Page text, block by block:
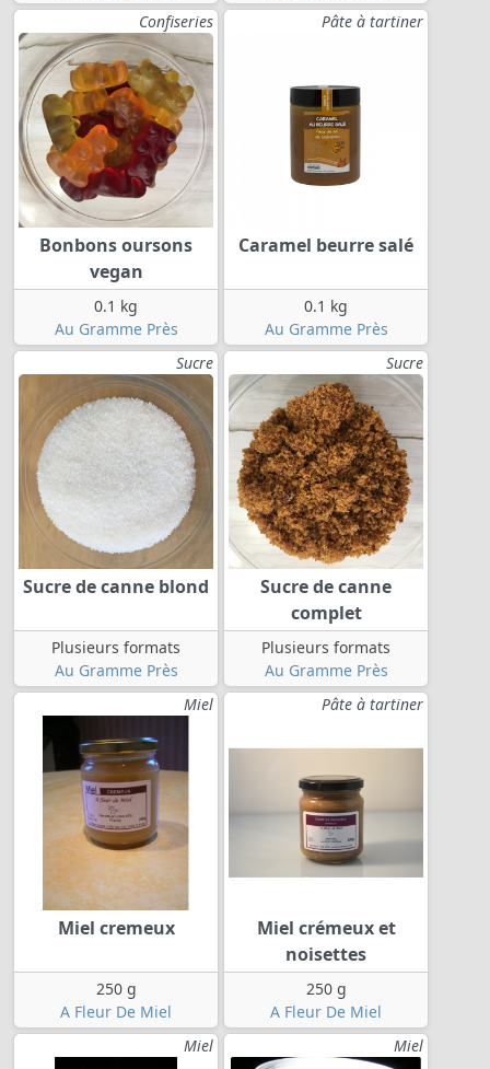
Confiseries
Bonbons oursons
vegan
0.1 kg
Au Gramme Près
Pâte à tartiner
Caramel beurre salé
0.1 kg
Au Gramme Près
Sucre
Sucre de canne blond
Plusieurs formats
Au Gramme Près
Sucre
Sucre de canne
complet
Plusieurs formats
Au Gramme Près
Miel
Miel cremeux
250 g
A Fleur De Miel
Pâte à tartiner
Miel crémeux et
noisettes
250 g
A Fleur De Miel
Miel
Miel